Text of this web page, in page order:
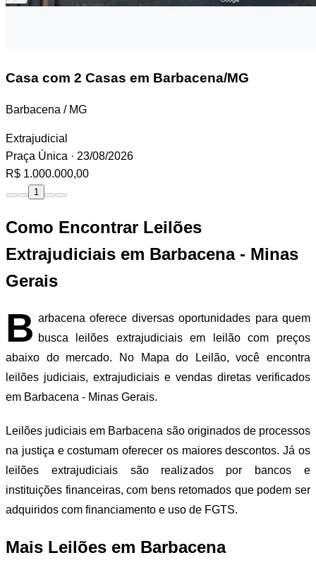
Casa com 2 Casas em Barbacena/MG
Barbacena / MG
Extrajudicial
Praça Única · 23/08/2026
R$ 1.000.000,00
1
Como Encontrar Leilões
Extrajudiciais em Barbacena - Minas
Gerais
B arbacena oferece diversas oportunidades para quem
busca leilões extrajudiciais em leilão com preços
abaixo do mercado. No Mapa do Leilão, você encontra
leilões judiciais, extrajudiciais e vendas diretas verificados
em Barbacena - Minas Gerais.
Leilões judiciais em Barbacena são originados de processos
na justiça e costumam oferecer os maiores descontos. Já os
leilões extrajudiciais são realizados por bancos e
instituições financeiras, com bens retomados que podem ser
adquiridos com financiamento e uso de FGTS.
Mais Leilões em Barbacena